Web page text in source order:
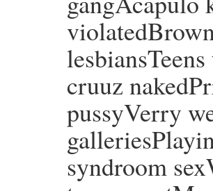
cruuz
pussyVerry
syndroom